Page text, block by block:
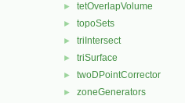
► tetOverlapVolume
► topoSets
► triIntersect
► triSurface
► twoDPointCorrector
► zoneGenerators